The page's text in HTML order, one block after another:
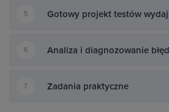
5 Gotowy projekt testów
6 Analiza i diagnozowanie
7 Zadania praktyczne